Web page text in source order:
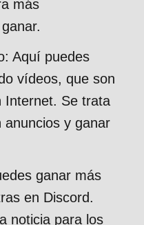
más
Aquí puedes
vídeos, que son
Internet. Se trata
y ganar
ganar más
en Discord.
noticia para los